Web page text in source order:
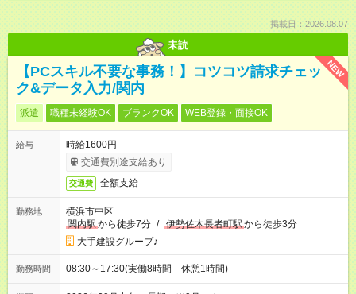
掲載日：2026.08.07
未読
NEW
【PCスキル不要な事務！】コツコツ請求チェッ
ク&データ入力/関内
派遣 職種未経験OK ブランクOK WEB登録・面接OK
給与
時給1600円
交通費別途支給あり
交通費 全額支給
勤務地
横浜市中区
関内駅から徒歩7分 / 伊勢佐木長者町駅から徒歩3分
大手建設グループ♪
勤務時間 08:30～17:30(実働8時間 休憩1時間)